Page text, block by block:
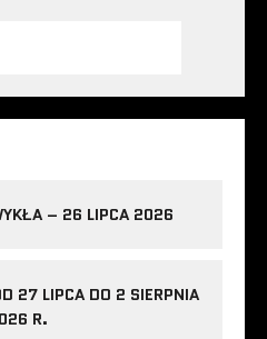
– 26 LIPCA 2026
27 LIPCA DO 2 SIERPNIA
R.